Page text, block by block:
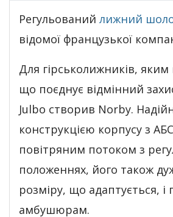
Регульований лижний
відомої французької
Для гірськолижників,
що поєднує відмінний
Julbo створив Norby.
конструкцією корпусу з
повітряним потоком з
положеннях, його також
розміру, що адаптується,
амбушюрам.